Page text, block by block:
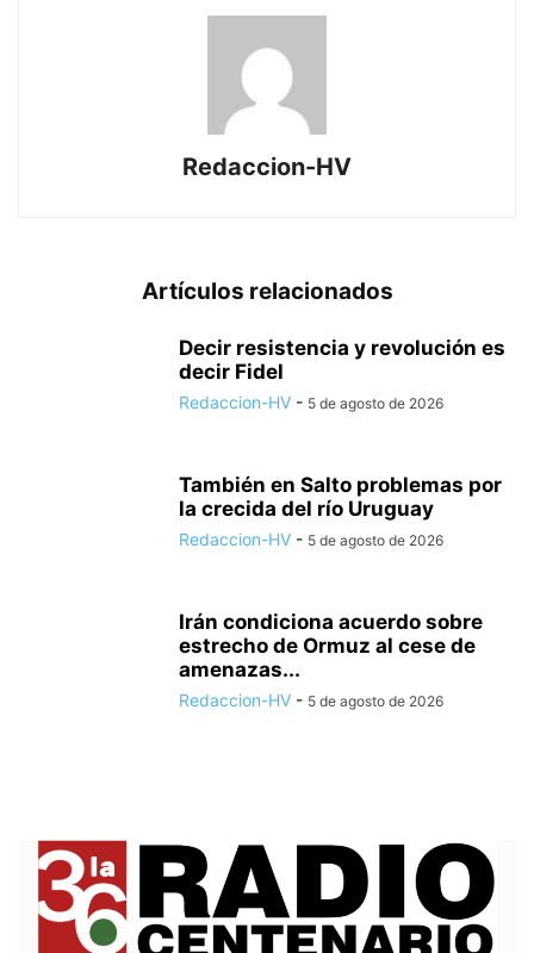
Redaccion-HV
Artículos relacionados
Decir resistencia y revolución es
decir Fidel
Redaccion-HV - 5 de agosto de 2026
También en Salto problemas por
la crecida del río Uruguay
Redaccion-HV - 5 de agosto de 2026
Irán condiciona acuerdo sobre
estrecho de Ormuz al cese de
amenazas...
Redaccion-HV - 5 de agosto de 2026